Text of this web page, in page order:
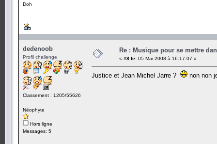
Doh
dedenoob
Profil challenge
Classement : 1205/55626
Néophyte
Hors ligne
Messages: 5
Re : Musique pour se mettre
« #8 le: 05 Mai 2008 à 16:17:07 »
Justice et Jean Michel Jarre ? non non